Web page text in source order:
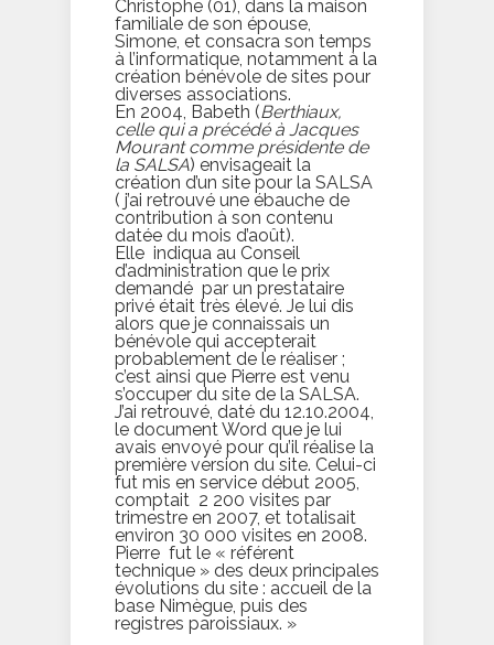
Christophe (01), dans la maison
familiale de son épouse,
Simone, et consacra son temps
à l’informatique, notamment à la
création bénévole de sites pour
diverses associations.
En 2004, Babeth (Berthiaux,
celle qui a précédé à Jacques
Mourant comme présidente de
la SALSA) envisageait la
création d’un site pour la SALSA
( j’ai retrouvé une ébauche de
contribution à son contenu
datée du mois d’août).
Elle indiqua au Conseil
d’administration que le prix
demandé par un prestataire
privé était très élevé. Je lui dis
alors que je connaissais un
bénévole qui accepterait
probablement de le réaliser ;
c’est ainsi que Pierre est venu
s’occuper du site de la SALSA.
J’ai retrouvé, daté du 12.10.2004,
le document Word que je lui
avais envoyé pour qu’il réalise la
première version du site. Celui-ci
fut mis en service début 2005,
comptait 2 200 visites par
trimestre en 2007, et totalisait
environ 30 000 visites en 2008.
Pierre fut le « référent
technique » des deux principales
évolutions du site : accueil de la
base Nimègue, puis des
registres paroissiaux. »